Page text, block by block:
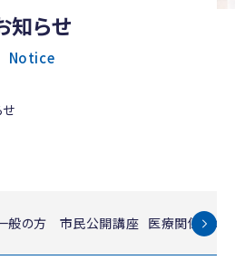
知らせ
Notice
般の方 市民公開講座 医療関係者の